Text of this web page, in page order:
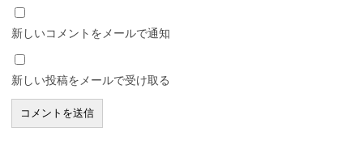
新しいコメントをメールで通知
新しい投稿をメールで受け取る